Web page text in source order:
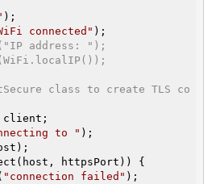
);
connected" );
address: ");
class to create TLS co
to " );
httpsPort)) {
"connection failed" );